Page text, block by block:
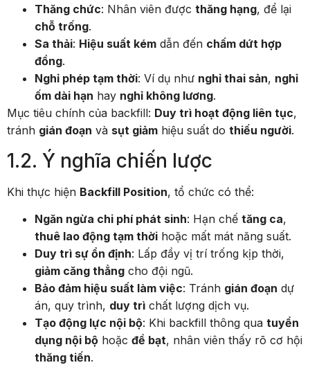
Thăng chức: Nhân viên được thăng hạng, để lại
chỗ trống.
Sa thải: Hiệu suất kém dẫn đến chấm dứt hợp
đồng.
Nghỉ phép tạm thời: Ví dụ như nghỉ thai sản, nghỉ
ốm dài hạn hay nghỉ không lương.
Mục tiêu chính của backfill: Duy trì hoạt động liên tục,
tránh gián đoạn và sụt giảm hiệu suất do thiếu người.
1.2. Ý nghĩa chiến lược
Khi thực hiện Backfill Position, tổ chức có thể:
Ngăn ngừa chi phí phát sinh: Hạn chế tăng ca,
thuê lao động tạm thời hoặc mất mát năng suất.
Duy trì sự ổn định: Lấp đầy vị trí trống kịp thời,
giảm căng thẳng cho đội ngũ.
Bảo đảm hiệu suất làm việc: Tránh gián đoạn dự
án, quy trình, duy trì chất lượng dịch vụ.
Tạo động lực nội bộ: Khi backfill thông qua tuyển
dụng nội bộ hoặc đề bạt, nhân viên thấy rõ cơ hội
thăng tiến.